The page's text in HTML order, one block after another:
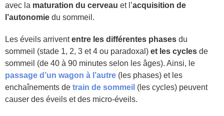
avec la maturation du cerveau et l’acquisition de
l’autonomie du sommeil.
Les éveils arrivententre les différentes phases du
sommeil (stade 1, 2, 3 et 4 ou paradoxal) et les cycles de
sommeil (de 40 à 90 minutes selon les âges). Ainsi, le
passage d’un wagon à l’autre (les phases) et les
enchaînements de train de sommeil (les cycles) peuvent
causer des éveils et des micro-éveils.